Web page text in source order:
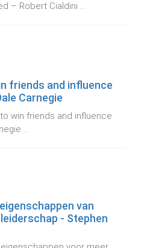
– Robert Cialdini ...
friends and influence
Carnegie
win friends and influence
...
van
- Stephen